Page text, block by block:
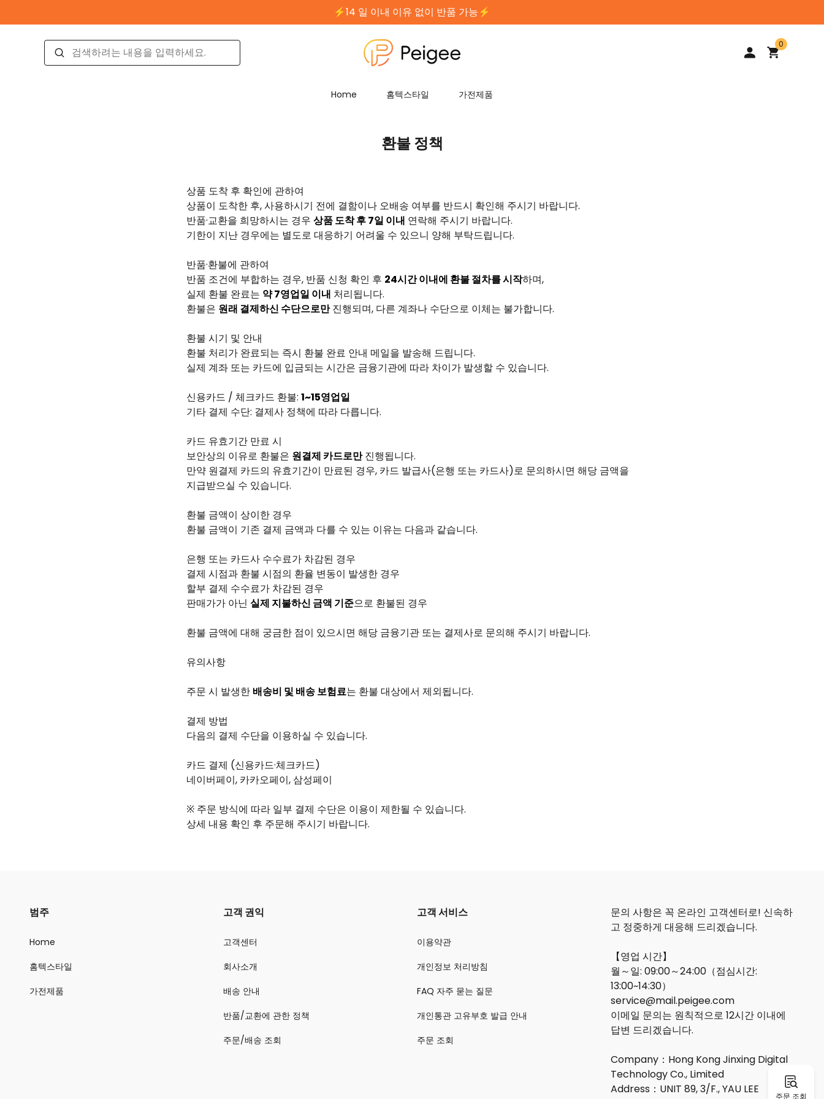
⚡️14 일 이내 이유 없이 반품 가능⚡️
⚡️무료배송｜안전한 지불⚡️
0
Home 홈텍스타일 가전제품
환불 정책
상품 도착 후 확인에 관하여
상품이 도착한 후, 사용하시기 전에 결함이나 오배송 여부를 반드시 확인해 주시기 바랍니다.
반품·교환을 희망하시는 경우 상품 도착 후 7일 이내 연락해 주시기 바랍니다.
기한이 지난 경우에는 별도로 대응하기 어려울 수 있으니 양해 부탁드립니다.
반품·환불에 관하여
반품 조건에 부합하는 경우, 반품 신청 확인 후 24시간 이내에 환불 절차를 시작하며,
실제 환불 완료는 약 7영업일 이내 처리됩니다.
환불은 원래 결제하신 수단으로만진행되며, 다른 계좌나 수단으로 이체는 불가합니다.
환불 시기 및 안내
환불 처리가 완료되는 즉시 환불 완료 안내 메일을 발송해 드립니다.
실제 계좌 또는 카드에 입금되는 시간은 금융기관에 따라 차이가 발생할 수 있습니다.
신용카드 / 체크카드 환불: 1~15영업일
기타 결제 수단: 결제사 정책에 따라 다릅니다.
카드 유효기간 만료 시
보안상의 이유로 환불은 원결제 카드로만진행됩니다.
만약 원결제 카드의 유효기간이 만료된 경우, 카드 발급사(은행 또는 카드사)로 문의하시면 해당 금액을
지급받으실 수 있습니다.
환불 금액이 상이한 경우
환불 금액이 기존 결제 금액과 다를 수 있는 이유는 다음과 같습니다.
은행 또는 카드사 수수료가 차감된 경우
결제 시점과 환불 시점의 환율 변동이 발생한 경우
할부 결제 수수료가 차감된 경우
판매가가 아닌 실제 지불하신 금액 기준으로 환불된 경우
환불 금액에 대해 궁금한 점이 있으시면 해당 금융기관 또는 결제사로 문의해 주시기 바랍니다.
유의사항
주문 시 발생한 배송비 및 배송 보험료는 환불 대상에서 제외됩니다.
결제 방법
다음의 결제 수단을 이용하실 수 있습니다.
카드 결제 (신용카드·체크카드)
네이버페이, 카카오페이, 삼성페이
※ 주문 방식에 따라 일부 결제 수단은 이용이 제한될 수 있습니다.
상세 내용 확인 후 주문해 주시기 바랍니다.
주문 조회
범주
Home
홈텍스타일
가전제품
고객 권익
고객센터
회사소개
배송 안내
반품/교환에 관한 정책
주문/배송 조회
고객 서비스
이용약관
개인정보 처리방침
FAQ 자주 묻는 질문
개인통관 고유부호 발급 안내
주문 조회
문의 사항은 꼭 온라인 고객센터로! 신속하
고 정중하게 대응해 드리겠습니다.
【영업 시간】
월～일: 09:00～24:00（점심시간:
13:00~14:30）
service@mail.peigee.com
이메일 문의는 원칙적으로 12시간 이내에
답변 드리겠습니다.
Company：Hong Kong Jinxing Digital
Technology Co., Limited
Address：UNIT 89, 3/F., YAU LEE